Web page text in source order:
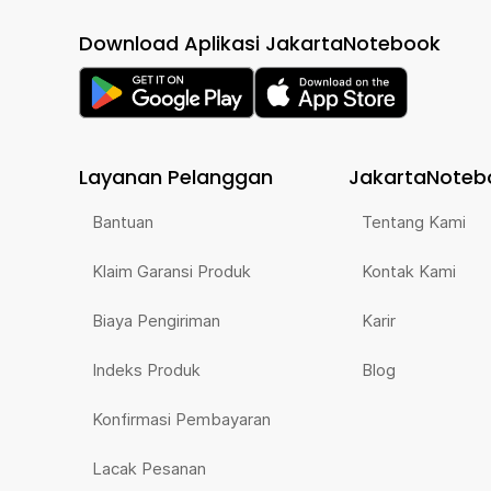
Download Aplikasi JakartaNotebook
Layanan Pelanggan
Bantuan
Klaim Garansi Produk
Biaya Pengiriman
Indeks Produk
Konfirmasi Pembayaran
Lacak Pesanan
Tentang Kami
Kontak Kami
Karir
Blog